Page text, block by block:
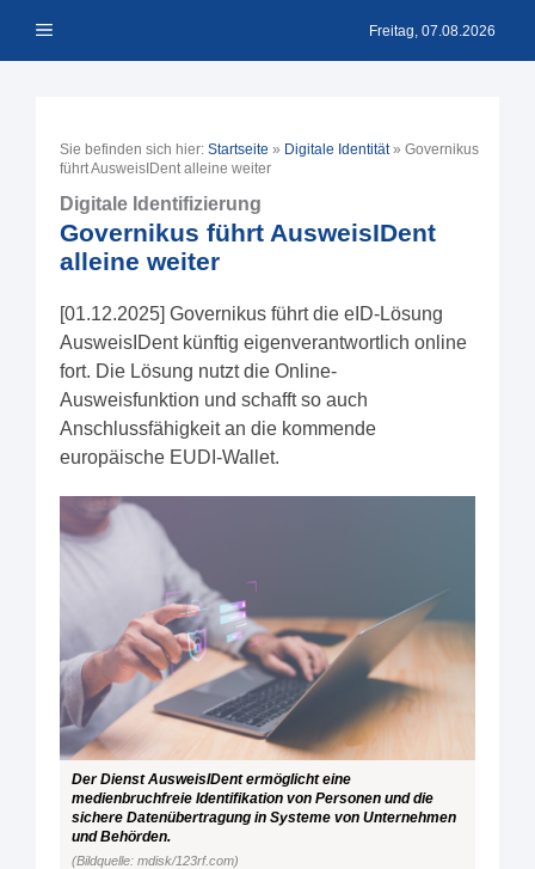
Inhalt Menü Freitag, 07.08.2026
Sie befinden sich hier: Startseite » Digitale Identität» Governikus
führt AusweisIDent alleine weiter
Digitale Identifizierung
Governikus führt AusweisIDent
alleine weiter
[01.12.2025] Governikus führt die eID-Lösung
AusweisIDent künftig eigenverantwortlich online
fort. Die Lösung nutzt die Online-
Ausweisfunktion und schafft so auch
Anschlussfähigkeit an die kommende
europäische EUDI-Wallet.
Der Dienst AusweisIDent ermöglicht eine
medienbruchfreie Identifikation von Personen und die
sichere Datenübertragung in Systeme von Unternehmen
und Behörden.
(Bildquelle: mdisk/123rf.com)